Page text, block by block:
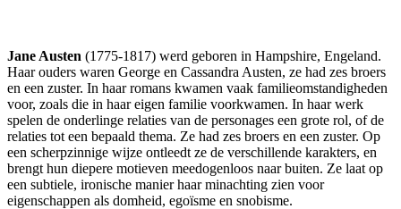
Jane Austen (1775-1817) werd geboren in Hampshire, Engeland.
Haar ouders waren George en Cassandra Austen, ze had zes broers
en een zuster. In haar romans kwamen vaak familieomstandigheden
voor, zoals die in haar eigen familie voorkwamen. In haar werk
spelen de onderlinge relaties van de personages een grote rol, of de
relaties tot een bepaald thema. Ze had zes broers en een zuster. Op
een scherpzinnige wijze ontleedt ze de verschillende karakters, en
brengt hun diepere motieven meedogenloos naar buiten. Ze laat op
een subtiele, ironische manier haar minachting zien voor
eigenschappen als domheid, egoïsme en snobisme.